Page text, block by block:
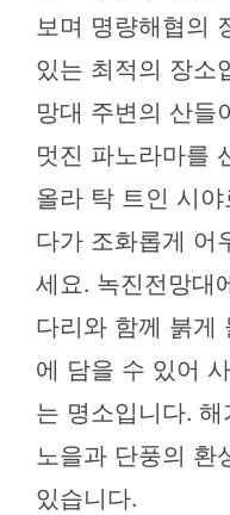
보며 명량해협의
있는 최적의 장소
망대 주변의 산들
멋진 파노라마를
올라 탁 트인 시
다가 조화롭게 어
세요. 녹진전망대
다리와 함께 붉게
에 담을 수 있어
는 명소입니다.
노을과 단풍의 환
있습니다.